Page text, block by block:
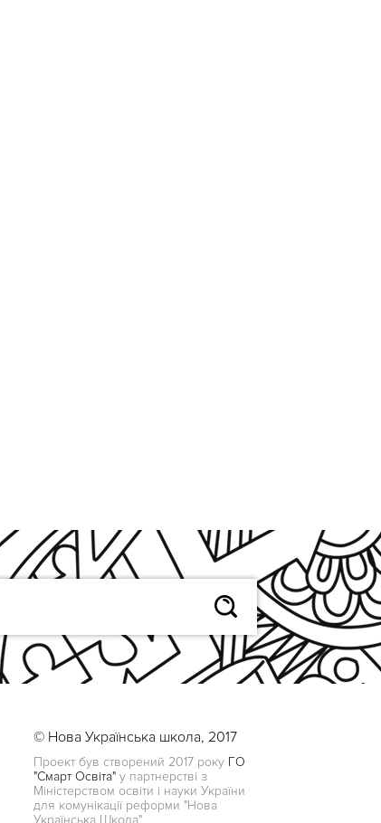
© Нова Українська школа, 2017
Проект був створений 2017 року ГО
"Смарт Освіта" у партнерстві з
Міністерством освіти і науки України
для комунікації реформи "Нова
Українська Школа"